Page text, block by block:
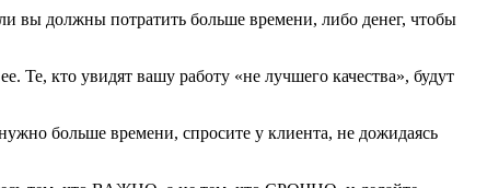
вы должны потратить больше времени, либо денег, чтобы
Те, кто увидят вашу работу «не лучшего качества», будут
больше времени, спросите у клиента, не дожидаясь